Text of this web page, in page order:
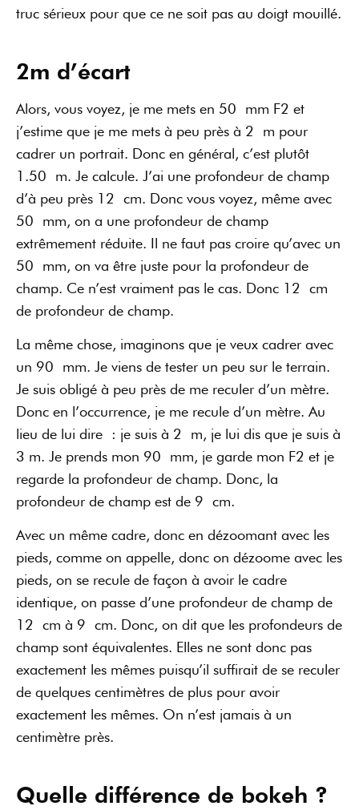
truc sérieux pour que ce ne soit pas au doigt mouillé.
2m d’écart
Alors, vous voyez, je me mets en 50 mm F2 et
j’estime que je me mets à peu près à 2 m pour
cadrer un portrait. Donc en général, c’est plutôt
1.50 m. Je calcule. J’ai une profondeur de champ
d’à peu près 12 cm. Donc vous voyez, même avec
50 mm, on a une profondeur de champ
extrêmement réduite. Il ne faut pas croire qu’avec un
50 mm, on va être juste pour la profondeur de
champ. Ce n’est vraiment pas le cas. Donc 12 cm
de profondeur de champ.
La même chose, imaginons que je veux cadrer avec
un 90 mm. Je viens de tester un peu sur le terrain.
Je suis obligé à peu près de me reculer d’un mètre.
Donc en l’occurrence, je me recule d’un mètre. Au
lieu de lui dire : je suis à 2 m, je lui dis que je suis à
3 m. Je prends mon 90 mm, je garde mon F2 et je
regarde la profondeur de champ. Donc, la
profondeur de champ est de 9 cm.
Avec un même cadre, donc en dézoomant avec les
pieds, comme on appelle, donc on dézoome avec les
pieds, on se recule de façon à avoir le cadre
identique, on passe d’une profondeur de champ de
12 cm à 9 cm. Donc, on dit que les profondeurs de
champ sont équivalentes. Elles ne sont donc pas
exactement les mêmes puisqu’il suffirait de se reculer
de quelques centimètres de plus pour avoir
exactement les mêmes. On n’est jamais à un
centimètre près.
Quelle différence de bokeh ?